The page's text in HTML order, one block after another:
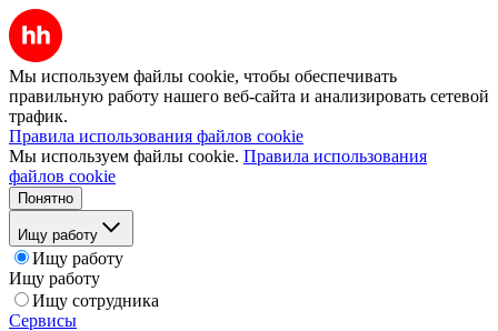
Мы используем файлы cookie, чтобы обеспечивать
правильную работу нашего веб-сайта и анализировать сетевой
трафик.
Правила использования файлов cookie
Мы используем файлы cookie. Правила использования
файлов cookie
Понятно
Ищу работу
Ищу работу
Ищу работу
Ищу сотрудника
Сервисы